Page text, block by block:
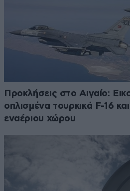
Προκλήσεις στο Αιγαίο:
οπλισμένα τουρκικά F-16
εναέριου χώρου